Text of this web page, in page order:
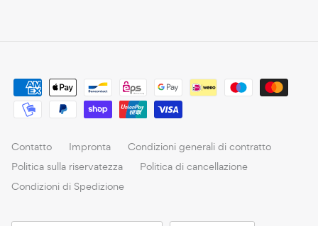
Contatto Impronta
Condizioni generali di contratto
Politica sulla riservatezza
Politica di cancellazione
Condizioni di Spedizione